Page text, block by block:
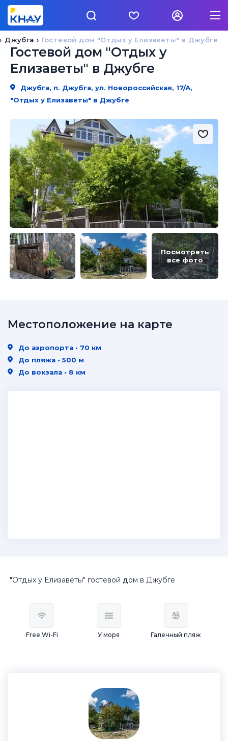
Гостевой дом "Отдых у Елизаветы" в Джубге
Джубга
Гостевой дом "Отдых у
Елизаветы" в Джубге
Джубга, п. Джубга, ул. Новороссийская, 17/А,
"Отдых у Елизаветы" в Джубге
Посмотреть
все фото
"Отдых у Елизаветы" гостевой дом в Джубге
Free Wi-Fi У моря Галечный пляж
Местоположение на карте
До аэропорта • 70 км
До пляжа • 500 м
До вокзала • 8 км